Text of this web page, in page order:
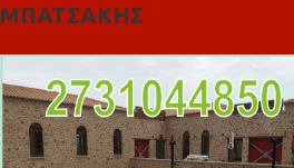
ΜΠΑΤΣΑΚΗΣ